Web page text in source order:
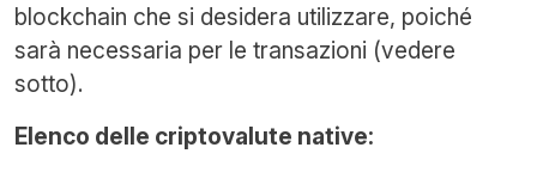
blockchain che si desidera utilizzare, poiché
sarà necessaria per le transazioni (vedere
sotto).
Elenco delle criptovalute native: